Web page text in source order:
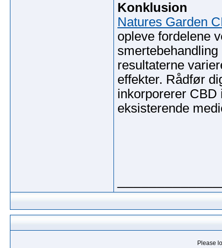
Konklusion
Natures Garden
opleve fordelene
resultaterne
effekter. Rådfør
inkorporerer
eksisterende
Please